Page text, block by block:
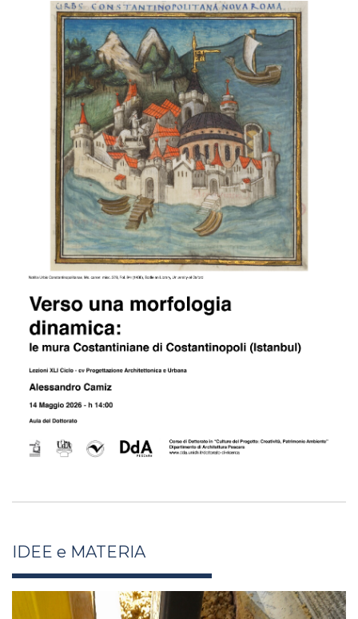
alessandro_camiz_xli26.jpg
IDEE e MATERIA
potenza_07_6.jpg